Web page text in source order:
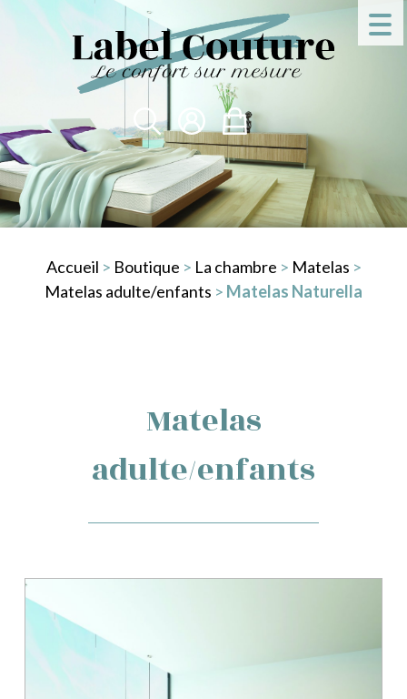
Accueil > Boutique > La chambre > Matelas >
Matelas adulte/enfants > Matelas Naturella
Matelas
adulte/enfants